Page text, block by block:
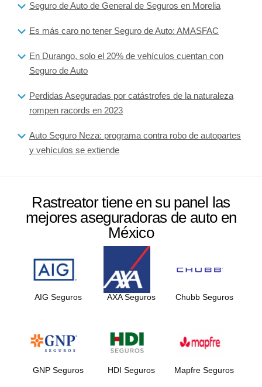
Seguro de Auto de General de Seguros en Morelia
Es más caro no tener Seguro de Auto: AMASFAC
En Durango, solo el 20% de vehículos cuentan con
Seguro de Auto
Perdidas Aseguradas por catástrofes de la naturaleza
rompen racords en 2023
Auto Seguro Neza: programa contra robo de autopartes
y vehículos se extiende
Rastreator tiene en su panel las
mejores aseguradoras de auto en
México
AIG Seguros AXA Seguros Chubb Seguros
GNP Seguros HDI Seguros Mapfre Seguros